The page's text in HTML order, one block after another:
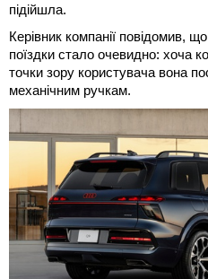
підійшла.
Керівник компанії повідомив,
поїздки стало очевидно: хоча
точки зору користувача вона
механічним ручкам.